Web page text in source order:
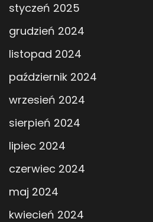
styczeń 2025
grudzień 2024
listopad 2024
październik 2024
wrzesień 2024
sierpień 2024
lipiec 2024
czerwiec 2024
maj 2024
kwiecień 2024